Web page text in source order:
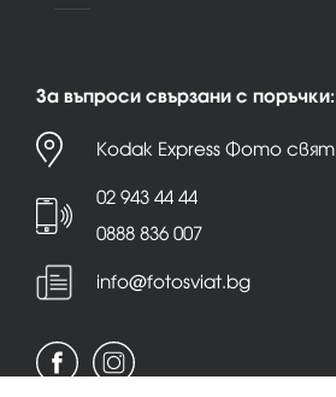
За въпроси свързани с поръчки:
Kodak Express Фото свят
02 943 44 44
0888 836 007
info@fotosviat.bg